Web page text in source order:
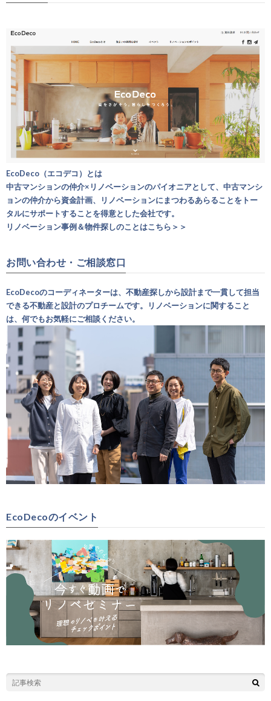
EcoDeco（エコデコ）とは
中古マンションの仲介×リノベーションのパイオニアとして、中古マンシ
ョンの仲介から資金計画、リノベーションにまつわるあらることをトー
タルにサポートすることを得意とした会社です。
リノベーション事例＆物件探しのことはこちら＞＞
お問い合わせ・ご相談窓口
EcoDecoのコーディネーターは、不動産探しから設計まで一貫して担当
できる不動産と設計のプロチームです。リノベーションに関すること
は、何でもお気軽にご相談ください。
EcoDecoのイベント